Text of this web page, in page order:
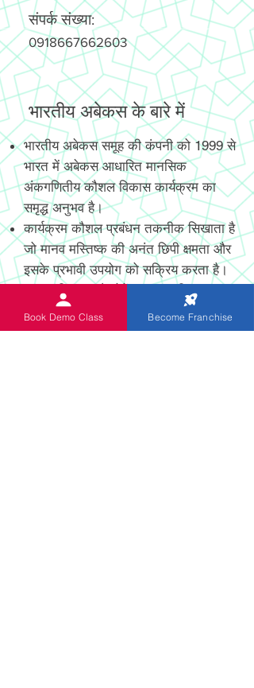
संपर्क संख्या:
0918667662603
भारतीय अबेकस के बारे में
भारतीय अबेकस समूह की कंपनी को 1999 से
भारत में अबेकस आधारित मानसिक
अंकगणितीय कौशल विकास कार्यक्रम का
समृद्ध अनुभव है।
कार्यक्रम कौशल प्रबंधन तकनीक सिखाता है
जो मानव मस्तिष्क की अनंत छिपी क्षमता और
इसके प्रभावी उपयोग को सक्रिय करता है।
नया आविष्कार और पेटेंट, अत्याधुनिक
डिजिटल और गैर-डिजिटल अबेकस छात्रों को
उच्च गति और सटीकता के साथ मानसिक
Book Demo Class Become Franchise